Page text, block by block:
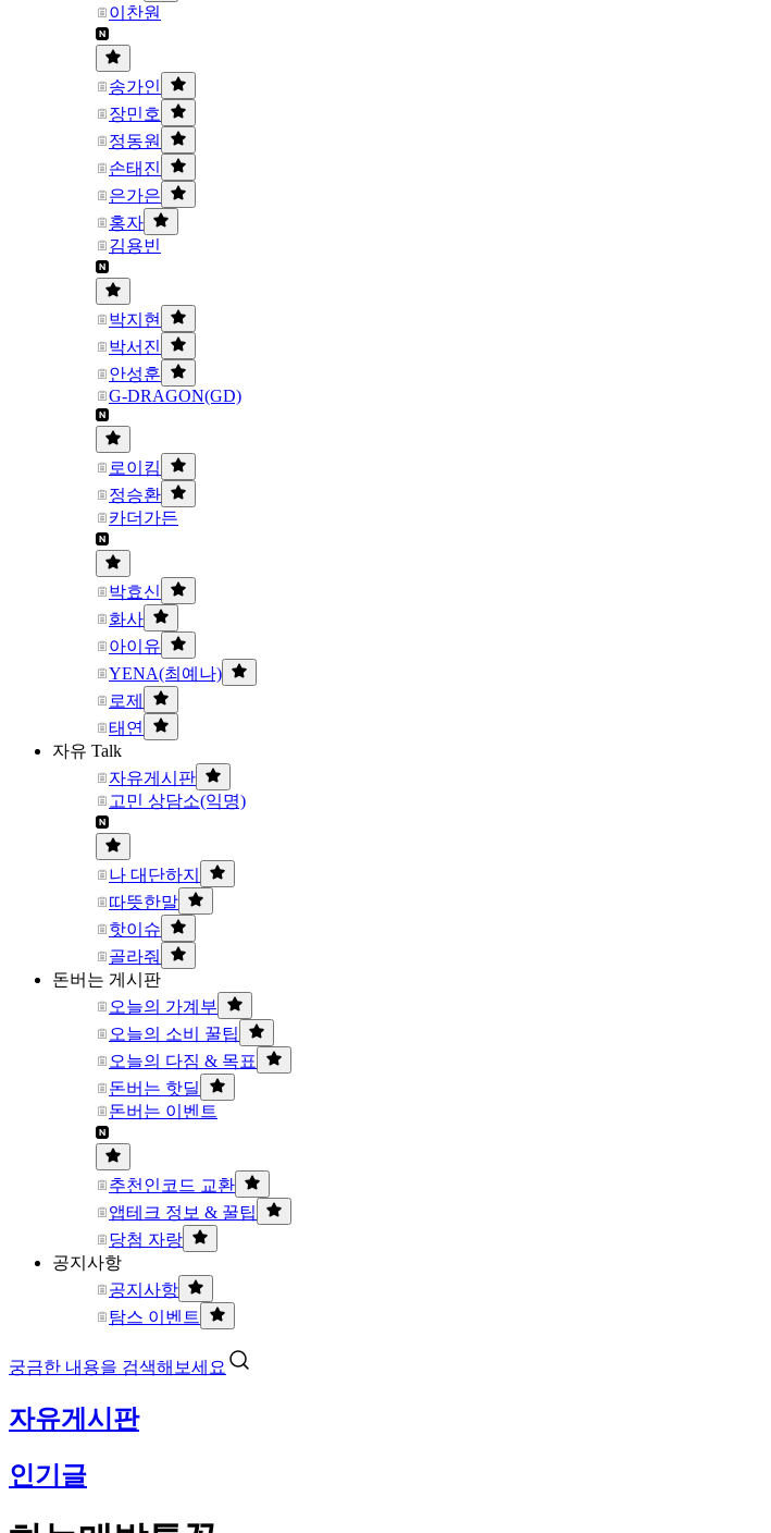
이찬원
송가인
장민호
정동원
손태진
은가은
홍자
김용빈
박지현
박서진
안성훈
G-DRAGON(GD)
로이킴
정승환
카더가든
박효신
화사
아이유
YENA(최예나)
로제
태연
자유 Talk
자유게시판
고민 상담소(익명)
나 대단하지
따뜻한말
핫이슈
골라줘
돈버는 게시판
오늘의 가계부
오늘의 소비 꿀팁
오늘의 다짐 & 목표
돈버는 핫딜
돈버는 이벤트
추천인코드 교환
앱테크 정보 & 꿀팁
당첨 자랑
공지사항
공지사항
탐스 이벤트
궁금한 내용을 검색해보세요
자유게시판
인기글